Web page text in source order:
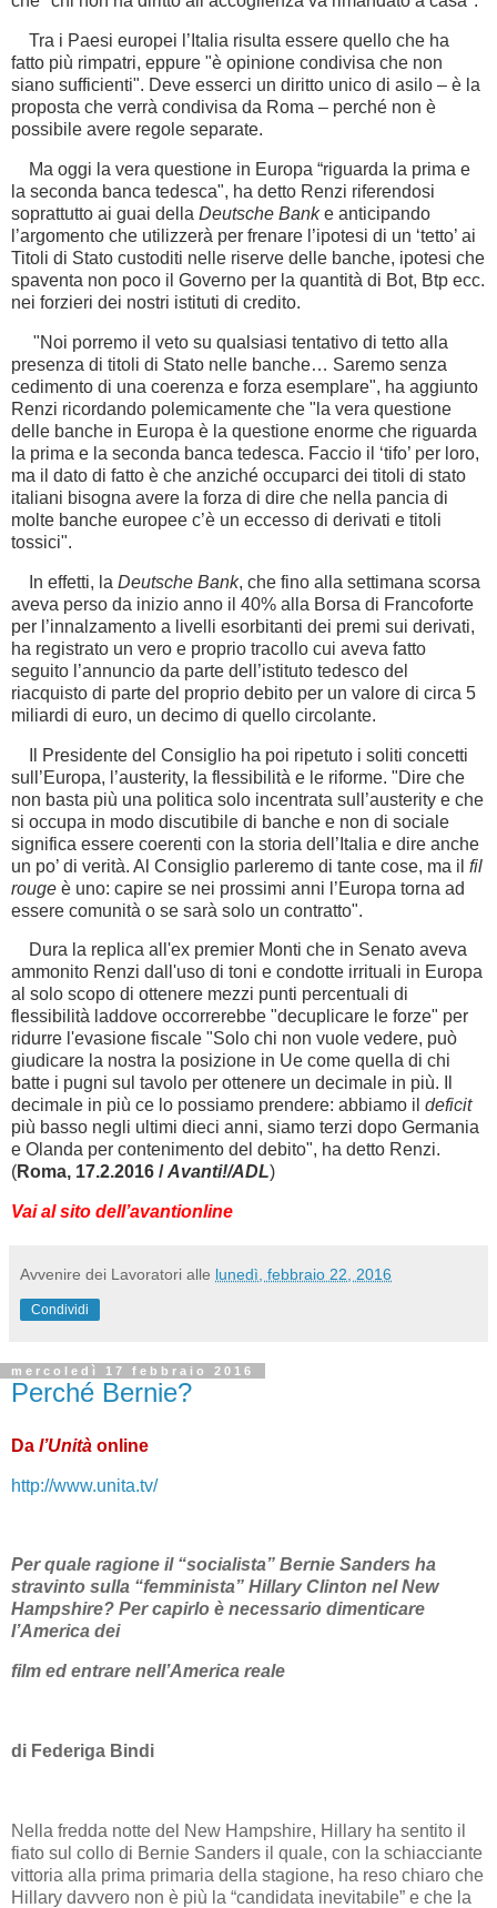
Tra i Paesi europei l’Italia risulta essere quello che ha
fatto più rimpatri, eppure "è opinione condivisa che non
siano sufficienti". Deve esserci un diritto unico di asilo – è la
proposta che verrà condivisa da Roma – perché non è
possibile avere regole separate.
Ma oggi la vera questione in Europa “riguarda la prima e
la seconda banca tedesca", ha detto Renzi riferendosi
soprattutto ai guai della Deutsche Banke anticipando
l’argomento che utilizzerà per frenare l’ipotesi di un ‘tetto’ ai
Titoli di Stato custoditi nelle riserve delle banche, ipotesi che
spaventa non poco il Governo per la quantità di Bot, Btp ecc.
nei forzieri dei nostri istituti di credito.
"Noi porremo il veto su qualsiasi tentativo di tetto alla
presenza di titoli di Stato nelle banche… Saremo senza
cedimento di una coerenza e forza esemplare", ha aggiunto
Renzi ricordando polemicamente che "la vera questione
delle banche in Europa è la questione enorme che riguarda
la prima e la seconda banca tedesca. Faccio il ‘tifo’ per loro,
ma il dato di fatto è che anziché occuparci dei titoli di stato
italiani bisogna avere la forza di dire che nella pancia di
molte banche europee c’è un eccesso di derivati e titoli
tossici".
In effetti, la Deutsche Bank, che fino alla settimana scorsa
aveva perso da inizio anno il 40% alla Borsa di Francoforte
per l’innalzamento a livelli esorbitanti dei premi sui derivati,
ha registrato un vero e proprio tracollo cui aveva fatto
seguito l’annuncio da parte dell’istituto tedesco del
riacquisto di parte del proprio debito per un valore di circa 5
miliardi di euro, un decimo di quello circolante.
Il Presidente del Consiglio ha poi ripetuto i soliti concetti
sull’Europa, l’austerity, la flessibilità e le riforme. "Dire che
non basta più una politica solo incentrata sull’austerity e che
si occupa in modo discutibile di banche e non di sociale
significa essere coerenti con la storia dell’Italia e dire anche
un po’ di verità. Al Consiglio parleremo di tante cose, ma il fil
rouge è uno: capire se nei prossimi anni l’Europa torna ad
essere comunità o se sarà solo un contratto".
Dura la replica all'ex premier Monti che in Senato aveva
ammonito Renzi dall'uso di toni e condotte irrituali in Europa
al solo scopo di ottenere mezzi punti percentuali di
flessibilità laddove occorrerebbe "decuplicare le forze" per
ridurre l'evasione fiscale "Solo chi non vuole vedere, può
giudicare la nostra la posizione in Ue come quella di chi
batte i pugni sul tavolo per ottenere un decimale in più. Il
decimale in più ce lo possiamo prendere: abbiamo il deficit
più basso negli ultimi dieci anni, siamo terzi dopo Germania
e Olanda per contenimento del debito", ha detto Renzi.
(Roma, 17.2.2016 /Avanti!/ADL)
Vai al sito dell’avantionline
Avvenire dei Lavoratori alle lunedì, febbraio 22, 2016
Condividi
mercoledì 17 febbraio 2016
Perché Bernie?
Da l’Unità online
http://www.unita.tv/
Per quale ragione il “socialista” Bernie Sanders ha
stravinto sulla “femminista” Hillary Clinton nel New
Hampshire? Per capirlo è necessario dimenticare
l’America dei
film ed entrare nell’America reale
di Federiga Bindi
Nella fredda notte del New Hampshire, Hillary ha sentito il
fiato sul collo di Bernie Sanders il quale, con la schiacciante
vittoria alla prima primaria della stagione, ha reso chiaro che
Hillary davvero non è più la “candidata inevitabile” e che la